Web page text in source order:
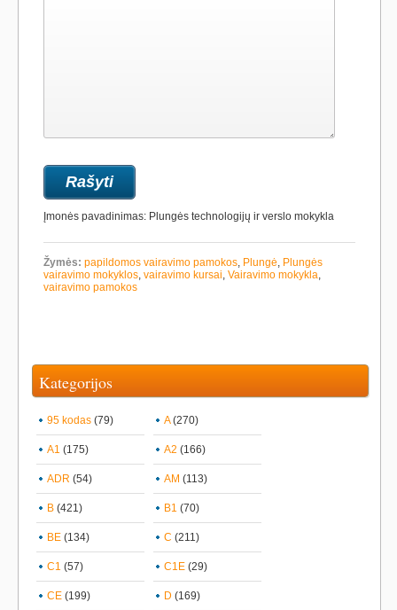
Įmonės pavadinimas: Plungės technologijų ir verslo mokykla
Žymės: papildomos vairavimo pamokos, Plungė, Plungės
vairavimo mokyklos, vairavimo kursai, Vairavimo mokykla,
vairavimo pamokos
Kategorijos
95 kodas (79) A(270)
A1 (175) A2 (166)
ADR (54) AM (113)
B (421) B1 (70)
BE (134) C (211)
C1 (57) C1E (29)
CE (199) D (169)